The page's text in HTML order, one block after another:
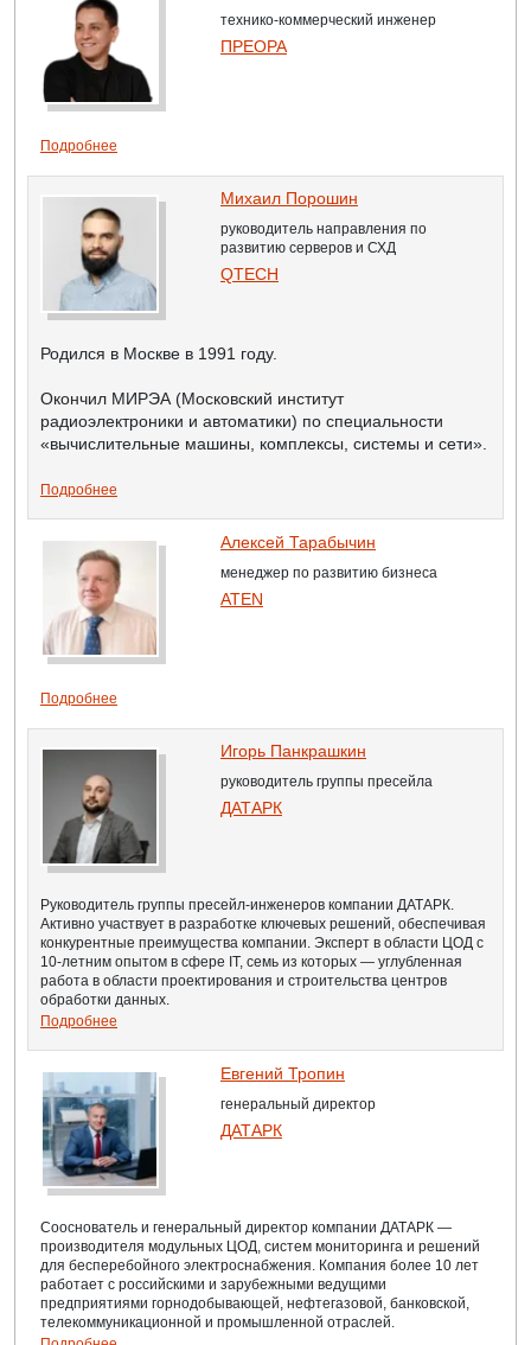
технико-коммерческий инженер
ПРЕОРА
Подробнее
Михаил Порошин
руководитель направления по
развитию серверов и СХД
QTECH
Родился в Москве в 1991 году.
Окончил МИРЭА (Московский институт
радиоэлектроники и автоматики) по специальности
«вычислительные машины, комплексы, системы и сети».
Подробнее
Алексей Тарабычин
менеджер по развитию бизнеса
ATEN
Подробнее
Игорь Панкрашкин
руководитель группы пресейла
ДАТАРК
Руководитель группы пресейл‑инженеров компании ДАТАРК.
Активно участвует в разработке ключевых решений, обеспечивая
конкурентные преимущества компании. Эксперт в области ЦОД с
10-летним опытом в сфере IT, семь из которых — углубленная
работа в области проектирования и строительства центров
обработки данных.
Подробнее
Евгений Тропин
генеральный директор
ДАТАРК
Сооснователь и генеральный директор компании ДАТАРК —
производителя модульных ЦОД, систем мониторинга и решений
для бесперебойного электроснабжения. Компания более 10 лет
работает с российскими и зарубежными ведущими
предприятиями горнодобывающей, нефтегазовой, банковской,
телекоммуникационной и промышленной отраслей.